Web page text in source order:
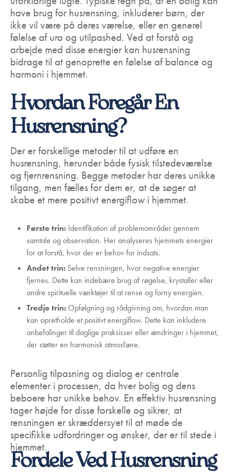
have brug for husrensning, inkluderer børn, der
ikke vil være på deres værelse, eller en generel
følelse af uro og utilpashed. Ved at forstå og
arbejde med disse energier kan husrensning
bidrage til at genoprette en følelse af balance og
harmoni i hjemmet.
Hvordan Foregår En
Husrensning?
Der er forskellige metoder til at udføre en
husrensning, herunder både fysisk tilstedeværelse
og fjernrensning. Begge metoder har deres unikke
tilgang, men fælles for dem er, at de søger at
skabe et mere positivt energiflow i hjemmet.
Første trin: Identifikation af problemområder gennem
samtale og observation. Her analyseres hjemmets energier
for at forstå, hvor der er behov for indsats.
Andet trin: Selve rensningen, hvor negative energier
fjernes. Dette kan indebære brug af røgelse, krystaller eller
andre spirituelle værktøjer til at rense og forny energien.
Tredje trin:Opfølgning og rådgivning om, hvordan man
kan opretholde et positivt energiflow. Dette kan inkludere
anbefalinger til daglige praksisser eller ændringer i hjemmet,
der støtter en harmonisk atmosfære.
Personlig tilpasning og dialog er centrale
elementer i processen, da hver bolig og dens
beboere har unikke behov. En effektiv husrensning
tager højde for disse forskelle og sikrer, at
rensningen er skræddersyet til at møde de
specifikke udfordringer og ønsker, der er til stede i
hjemmet.
Fordele Ved Husrensning